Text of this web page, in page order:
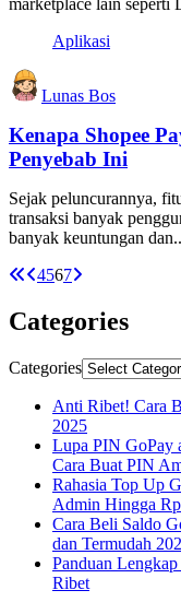
Aplikasi
Lunas Bos
Kenapa Shopee
Penyebab Ini
Sejak peluncurannya,
transaksi banyak
banyak keuntungan
4567
Categories
Categories
Anti Ribet! Cara
2025
Lupa PIN GoPay
Cara Buat PIN
Rahasia Top Up
Admin Hingga
Cara Beli Saldo
dan Termudah
Panduan
Ribet